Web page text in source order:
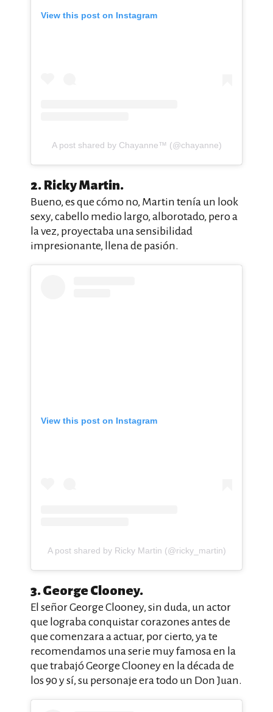
View this post on Instagram
A post shared by Chayanne™ (@chayanne)
2. Ricky Martin.
Bueno, es que cómo no, Martin tenía un look
sexy, cabello medio largo, alborotado, pero a
la vez, proyectaba una sensibilidad
impresionante, llena de pasión.
View this post on Instagram
A post shared by Ricky Martin (@ricky_martin)
3. George Clooney.
El señor George Clooney, sin duda, un actor
que lograba conquistar corazones antes de
que comenzara a actuar, por cierto, ya te
recomendamos una serie muy famosa en la
que trabajó George Clooney en la década de
los 90 y sí, su personaje era todo un Don Juan.